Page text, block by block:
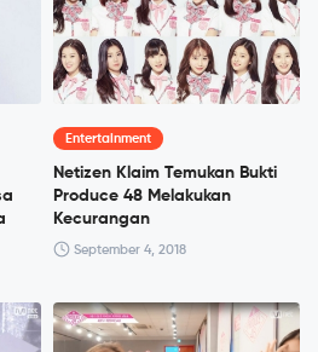
Entertainment
Netizen Klaim Temukan Bukti
Produce 48 Melakukan
Kecurangan
September 4, 2018